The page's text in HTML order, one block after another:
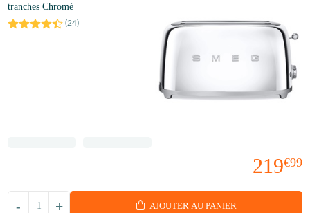
tranches Chromé
(24)
219€99
+
- AJOUTER AU PANIER